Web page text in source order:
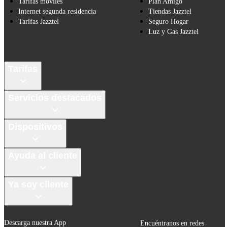
Internet segunda residencia
Tarifas Jazztel
Tiendas Jazztel
Seguro Hogar
Luz y Gas Jazztel
Descarga nuestra App Encuéntranos en redes